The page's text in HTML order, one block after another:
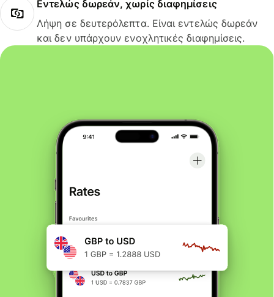
Εντελώς δωρεάν, χωρίς διαφημίσεις
Λήψη σε δευτερόλεπτα. Είναι εντελώς δωρεάν
και δεν υπάρχουν ενοχλητικές διαφημίσεις.